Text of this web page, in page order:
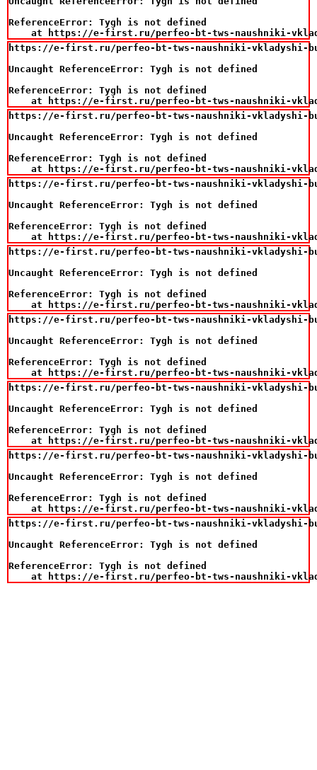
ReferenceError: Tygh is not defined
at https://e-first.ru/perfeo-bt-tws-naushniki-
https://e-first.ru/perfeo-bt-tws-naushniki-vkladyshi-
Uncaught ReferenceError: Tygh is not defined
ReferenceError: Tygh is not defined
at https://e-first.ru/perfeo-bt-tws-naushniki-
https://e-first.ru/perfeo-bt-tws-naushniki-vkladyshi-
Uncaught ReferenceError: Tygh is not defined
ReferenceError: Tygh is not defined
at https://e-first.ru/perfeo-bt-tws-naushniki-
https://e-first.ru/perfeo-bt-tws-naushniki-vkladyshi-
Uncaught ReferenceError: Tygh is not defined
ReferenceError: Tygh is not defined
at https://e-first.ru/perfeo-bt-tws-naushniki-
https://e-first.ru/perfeo-bt-tws-naushniki-vkladyshi-
Uncaught ReferenceError: Tygh is not defined
ReferenceError: Tygh is not defined
at https://e-first.ru/perfeo-bt-tws-naushniki-
https://e-first.ru/perfeo-bt-tws-naushniki-vkladyshi-
Uncaught ReferenceError: Tygh is not defined
ReferenceError: Tygh is not defined
at https://e-first.ru/perfeo-bt-tws-naushniki-
https://e-first.ru/perfeo-bt-tws-naushniki-vkladyshi-
Uncaught ReferenceError: Tygh is not defined
ReferenceError: Tygh is not defined
at https://e-first.ru/perfeo-bt-tws-naushniki-
https://e-first.ru/perfeo-bt-tws-naushniki-vkladyshi-
Uncaught ReferenceError: Tygh is not defined
ReferenceError: Tygh is not defined
at https://e-first.ru/perfeo-bt-tws-naushniki-
https://e-first.ru/perfeo-bt-tws-naushniki-vkladyshi-
Uncaught ReferenceError: Tygh is not defined
ReferenceError: Tygh is not defined
at https://e-first.ru/perfeo-bt-tws-naushniki-